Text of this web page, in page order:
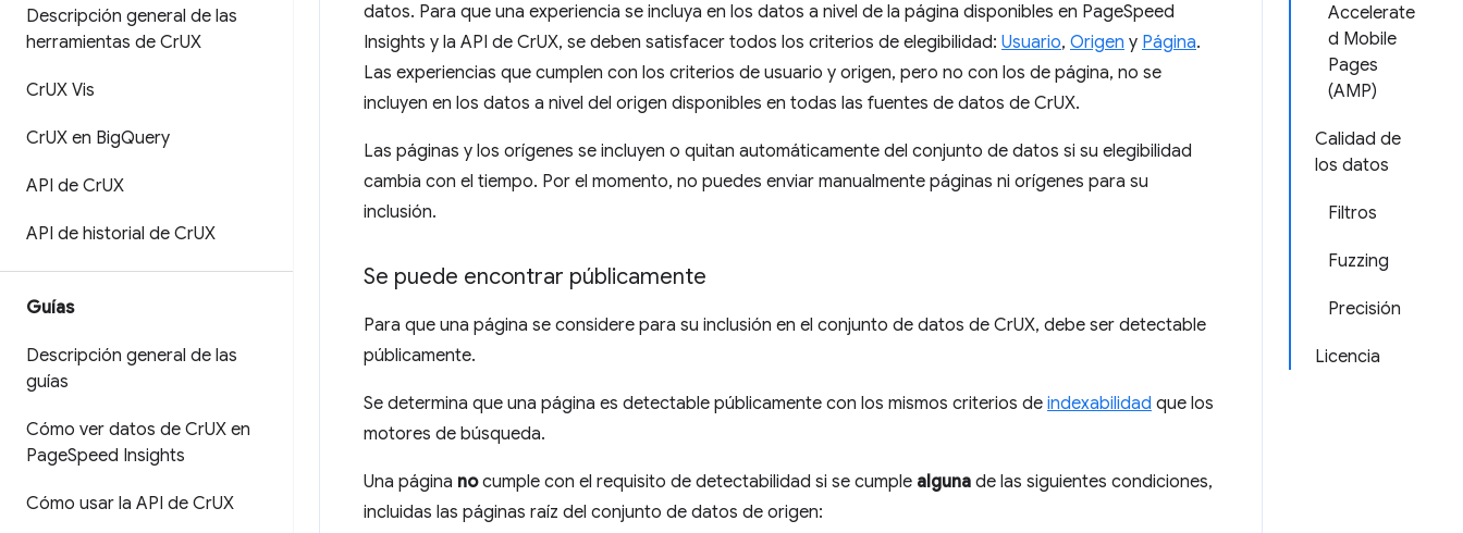
Descripción general de las
herramientas de CrUX
CrUX Vis
CrUX en BigQuery
API de CrUX
API de historial de CrUX
Guías
Descripción general de las
guías
Cómo ver datos de CrUX en
PageSpeed Insights
Cómo usar la API de CrUX
Accelerate
d Mobile
Pages
(AMP)
Calidad de
los datos
Filtros
Fuzzing
Precisión
Licencia
datos. Para que una experiencia se incluya en los datos a nivel de la página disponibles en PageSpeed
Insights y la API de CrUX, se deben satisfacer todos los criterios de elegibilidad: Usuario, Origen y Página.
Las experiencias que cumplen con los criterios de usuario y origen, pero no con los de página, no se
incluyen en los datos a nivel del origen disponibles en todas las fuentes de datos de CrUX.
Las páginas y los orígenes se incluyen o quitan automáticamente del conjunto de datos si su elegibilidad
cambia con el tiempo. Por el momento, no puedes enviar manualmente páginas ni orígenes para su
inclusión.
Se puede encontrar públicamente
Para que una página se considere para su inclusión en el conjunto de datos de CrUX, debe ser detectable
públicamente.
Se determina que una página es detectable públicamente con los mismos criterios de indexabilidad que los
motores de búsqueda.
Una página nocumple con el requisito de detectabilidad si se cumple alguna de las siguientes condiciones,
incluidas las páginas raíz del conjunto de datos de origen: